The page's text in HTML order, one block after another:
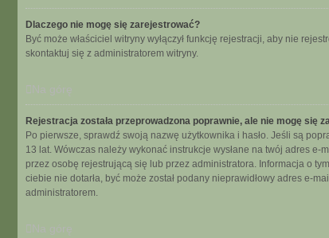
Dlaczego nie mogę się zarejestrować?
Być może właściciel witryny wyłączył funkcję rejestracji, aby nie
skontaktuj się z administratorem witryny.
Na górę
Rejestracja została przeprowadzona poprawnie, ale nie mogę się
Po pierwsze, sprawdź swoją nazwę użytkownika i hasło. Jeśli są
13 lat. Wówczas należy wykonać instrukcje wysłane na twój adres
przez osobę rejestrującą się lub przez administratora. Informacja o
ciebie nie dotarła, być może został podany nieprawidłowy adres e-
administratorem.
Na górę